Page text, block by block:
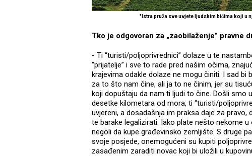
"Istra pruža sve uvjete ljudskim bićima koji u
Tko je odgovoran za „zaobilaženje” pravne
- Ti “turisti/poljoprivrednici” dolaze u te
“prijatelje” i sve to rade pred našim očima,
krajevima odakle dolaze ne mogu činiti. I sad bi
za to što nam čine, ali ja to ne činim, jer su
koji dopuštaju da nam ti ljudi to čine. Došli smo
desetke kilometara od mora, ti “turisti/
uvjereni, a dosadašnja im praksa daje za
te barake legalizirati. Iako plate nešto nekome
negoli da kupe građevinsko zemljište. S druge
svoje posjede, onemogućeni su kupiti
zasađenim zaraditi novac koji bi uložili u